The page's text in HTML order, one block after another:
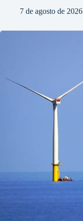
7 de agosto de 2026